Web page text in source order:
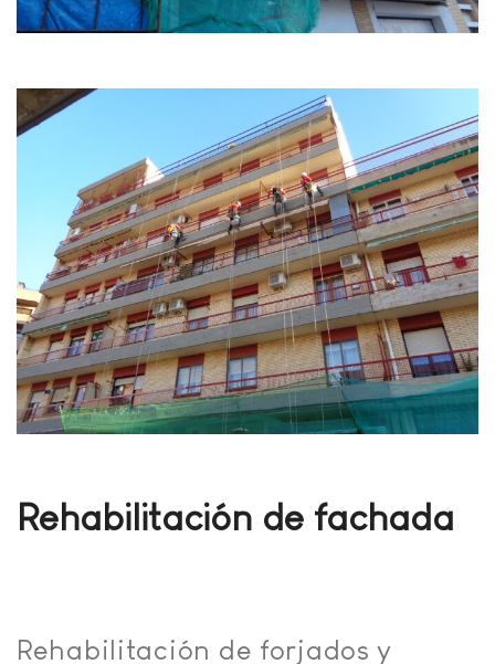
Rehabilitación de fachada
Rehabilitación de forjados y